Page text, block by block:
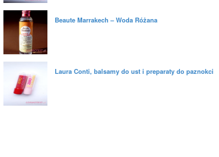
Beaute Marrakech – Woda Różana
Laura Conti, balsamy do ust i preparaty do paznokci